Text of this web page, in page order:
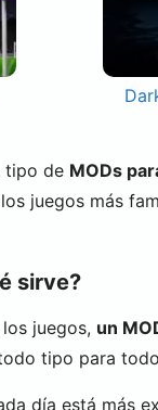
tipo de MODs
juegos más
sirve?
juegos, un
tipo para
día está más